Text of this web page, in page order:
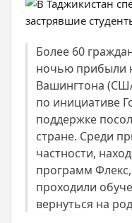
Более 60
ночью прибыли
Вашингтона
по инициативе
поддержке
стране. Среди
частности,
программ
проходили
вернуться на